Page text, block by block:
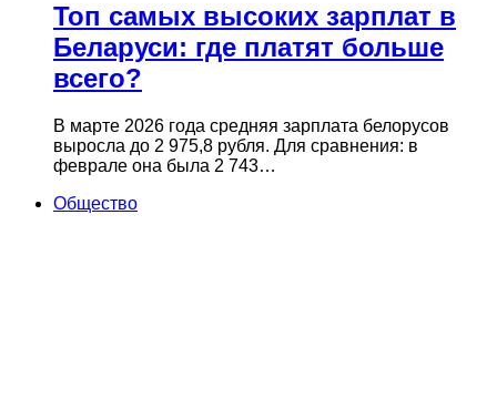
Топ самых высоких зарплат в
Беларуси: где платят больше
всего?
В марте 2026 года средняя зарплата белорусов
выросла до 2 975,8 рубля. Для сравнения: в
феврале она была 2 743…
Общество